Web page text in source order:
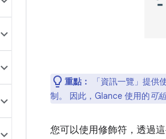
重點： 「資訊一覽」提供
制。 因此，Glance 使用的 可
您可以使用修飾符，透過